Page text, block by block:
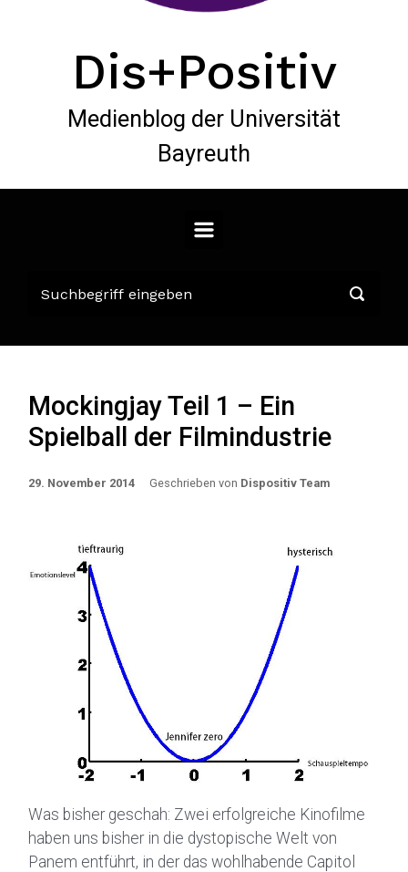
Dis+Positiv
Medienblog der Universität
Bayreuth
Mockingjay Teil 1 – Ein
Spielball der Filmindustrie
29. November 2014 Geschrieben von Dispositiv Team
Was bisher geschah: Zwei erfolgreiche Kinofilme
haben uns bisher in die dystopische Welt von
Panem entführt, in der das wohlhabende Capitol